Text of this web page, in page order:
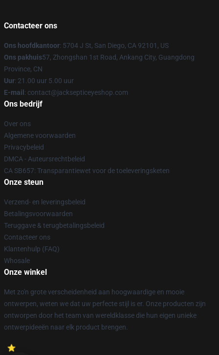
Contacteer ons
Ons hoofdkantoor: 5704 J St, San Diego, CA 92101, US
Ons pakhuis57, Zhongshan 1st Road, Ankang City, Guangdong
Province, CN
Uur: 21.00 uur 5.00 uur
E-mail : contact@jacksepticeyeshop.com
Ons bedrijf
Over ons
Algemene voorwaarden
Privacybeleid
DMCA - Auteursrechtbeleid
CA SB657: Transparantiewet voor de toeleveringsketen
Onze steun
Verzend- en leveringsbeleid
Betalingsvoorwaarden
Teruggave & terugbetalingsbeleid
Contacteer ons
Klantenhulp (FAQ)
Whosale
Onze winkel
Met zo'n grote verscheidenheid aan hoogwaardige en mooie
ontwerpen, weten we dat uw perfecte stijl is er. Onze producten zijn
ontworpen door het team van wereldklasse die hun eigen unieke
ontwerpideeën naar elk product brengen.